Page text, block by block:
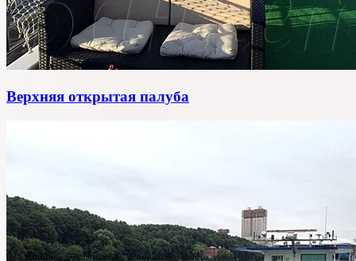
Верхняя открытая палуба